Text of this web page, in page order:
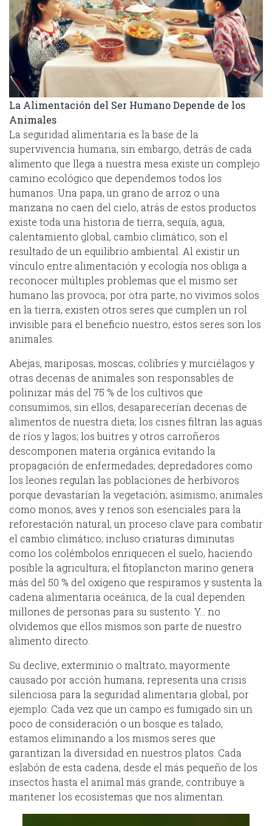
La Alimentación del Ser Humano Depende de los
Animales
La seguridad alimentaria es la base de la
supervivencia humana, sin embargo, detrás de cada
alimento que llega a nuestra mesa existe un complejo
camino ecológico que dependemos todos los
humanos. Una papa, un grano de arroz o una
manzana no caen del cielo, atrás de estos productos
existe toda una historia de tierra, sequía, agua,
calentamiento global, cambio climático, son el
resultado de un equilibrio ambiental. Al existir un
vínculo entre alimentación y ecología nos obliga a
reconocer múltiples problemas que el mismo ser
humano las provoca; por otra parte, no vivimos solos
en la tierra, existen otros seres que cumplen un rol
invisible para el beneficio nuestro, estos seres son los
animales.
Abejas, mariposas, moscas, colibríes y murciélagos y
otras decenas de animales son responsables de
polinizar más del 75 % de los cultivos que
consumimos, sin ellos, desaparecerían decenas de
alimentos de nuestra dieta; los cisnes filtran las aguas
de ríos y lagos; los buitres y otros carroñeros
descomponen materia orgánica evitando la
propagación de enfermedades; depredadores como
los leones regulan las poblaciones de herbívoros
porque devastarían la vegetación; asimismo, animales
como monos, aves y renos son esenciales para la
reforestación natural, un proceso clave para combatir
el cambio climático; incluso criaturas diminutas
como los colémbolos enriquecen el suelo, haciendo
posible la agricultura; el fitoplancton marino genera
más del 50 % del oxígeno que respiramos y sustenta la
cadena alimentaria oceánica, de la cual dependen
millones de personas para su sustento. Y… no
olvidemos que ellos mismos son parte de nuestro
alimento directo.
Su declive, exterminio o maltrato, mayormente
causado por acción humana, representa una crisis
silenciosa para la seguridad alimentaria global, por
ejemplo: Cada vez que un campo es fumigado sin un
poco de consideración o un bosque es talado,
estamos eliminando a los mismos seres que
garantizan la diversidad en nuestros platos. Cada
eslabón de esta cadena, desde el más pequeño de los
insectos hasta el animal más grande, contribuye a
mantener los ecosistemas que nos alimentan.